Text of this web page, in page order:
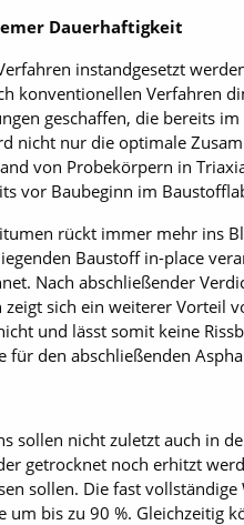
Dauerhaftigkeit
instandgesetzt
konventionellen Verfahren
­geschaffen, die bereits
nicht nur die optimale
von Probekörpern in
vor Baubeginn im
rückt immer mehr ins
Baustoff in-place
Nach abschließender
sich ein weiterer
und lässt somit keine
für den abschließenden
sollen nicht zuletzt auch in
getrocknet noch erhitzt
sollen. Die fast
bis zu 90 %. Gleichzeitig